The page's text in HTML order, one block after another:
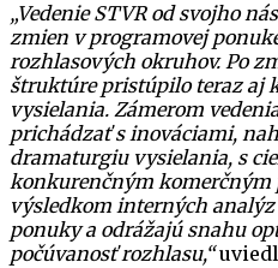
„Vedenie STVR od svojho
zmien v programovej
rozhlasových okruhov. Po
štruktúre pristúpilo teraz aj
vysielania. Zámerom
prichádzať s inováciami,
dramaturgiu vysielania, s
konkurenčným komerčným
výsledkom interných
ponuky a odrážajú snahu
počúvanosť rozhlasu,“